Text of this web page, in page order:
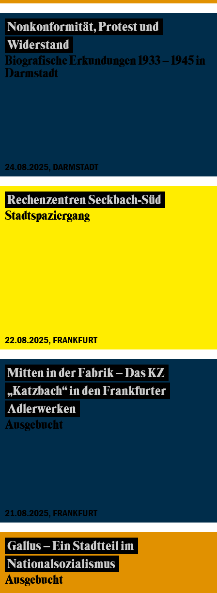
Nonkonformität, Protest und
Widerstand
Biografische Erkundungen 1933 – 1945 in
Darmstadt
24.08.2025, DARMSTADT
Rechenzentren Seckbach-Süd
Stadtspaziergang
22.08.2025, FRANKFURT
Mitten in der Fabrik – Das KZ
„Katzbach“ in den Frankfurter
Adlerwerken
Ausgebucht
21.08.2025, FRANKFURT
Gallus – Ein Stadtteil im
Nationalsozialismus
Ausgebucht